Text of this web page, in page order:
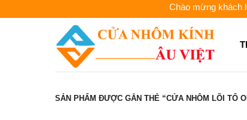
Chào mừng khách
SẢN PHẨM ĐƯỢC GẮN THẺ “CỬA NHÔM LÕI TỔ